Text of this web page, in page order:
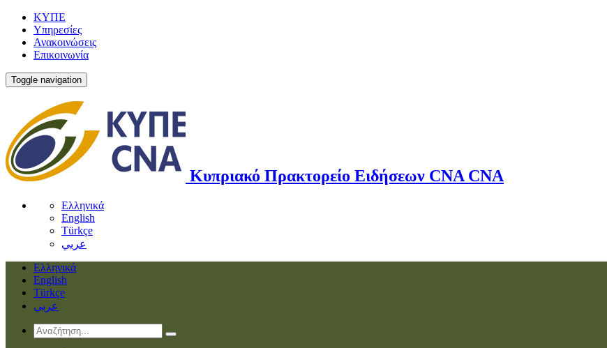
ΚΥΠΕ
Υπηρεσίες
Ανακοινώσεις
Επικοινωνία
Toggle navigation
Κυπριακό Πρακτορείο Ειδήσεων CNA CNA
Ελληνικά
English
Türkçe
عربي
Ελληνικά
English
Türkçe
عربي